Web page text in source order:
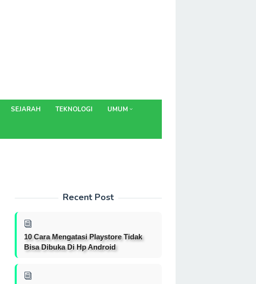
SEJARAH TEKNOLOGI UMUM
Recent Post
10 Cara Mengatasi Playstore Tidak
Bisa Dibuka Di Hp Android